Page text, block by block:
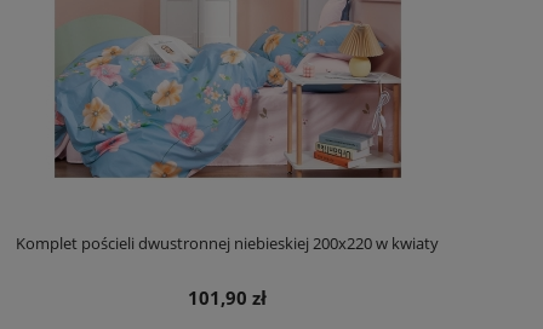
Komplet pościeli dwustronnej niebieskiej 200x220 w kwiaty
101,90 zł